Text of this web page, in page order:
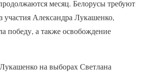
месяц. Белорусы требуют
участия Александра Лукашенко,
победу, а также освобождение
на выборах Светлана